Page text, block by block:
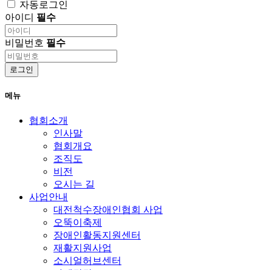
자동로그인
아이디 필수
비밀번호 필수
로그인
메뉴
협회소개
인사말
협회개요
조직도
비전
오시는 길
사업안내
대전척수장애인협회 사업
오뚝이축제
장애인활동지원센터
재활지원사업
소시얼허브센터